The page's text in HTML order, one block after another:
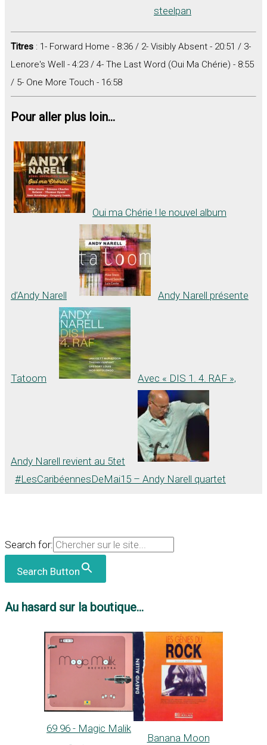
steelpan
Titres : 1- Forward Home - 8:36 / 2- Visibly Absent - 20:51 / 3-
Lenore's Well - 4:23 / 4- The Last Word (Oui Ma Chérie) - 8:55
/ 5- One More Touch - 16:58
Pour aller plus loin...
Oui ma Chérie ! le nouvel album
d’Andy Narell Andy Narell présente
Tatoom Avec « DIS 1. 4. RAF »,
Andy Narell revient au 5tet
#LesCaribéennesDeMai15 – Andy Narell quartet
Search for:
Search Button
Au hasard sur la boutique...
69 96 - Magic Malik
Banana Moon